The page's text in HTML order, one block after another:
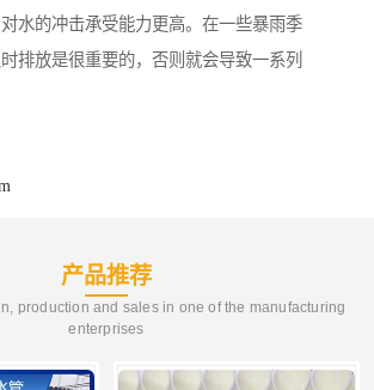
水的冲击承受能力更高。在一些暴雨季
排放是很重要的，否则就会导致一系列
产品推荐
production and sales in one of the manufacturing
enterprises